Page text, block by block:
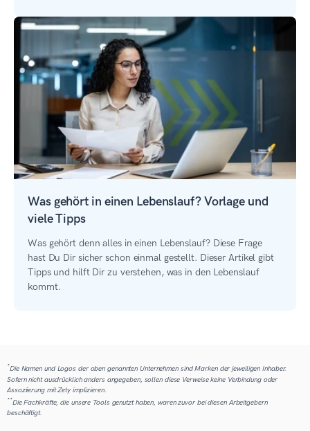
Was gehört in einen Lebenslauf? Vorlage und
viele Tipps
Was gehört denn alles in einen Lebenslauf? Diese Frage
hast Du Dir sicher schon einmal gestellt. Dieser Artikel gibt
Tipps und hilft Dir zu verstehen, was in den Lebenslauf
kommt.
*Die Namen und Logos der oben genannten Unternehmen sind Marken der jeweiligen Inhaber.
Sofern nicht ausdrücklich anders angegeben, sollen diese Verweise keine Verbindung oder
Assoziierung mit Zety implizieren.
**Die Fachkräfte, die unsere Tools genutzt haben, waren zuvor bei diesen Arbeitgebern
beschäftigt.